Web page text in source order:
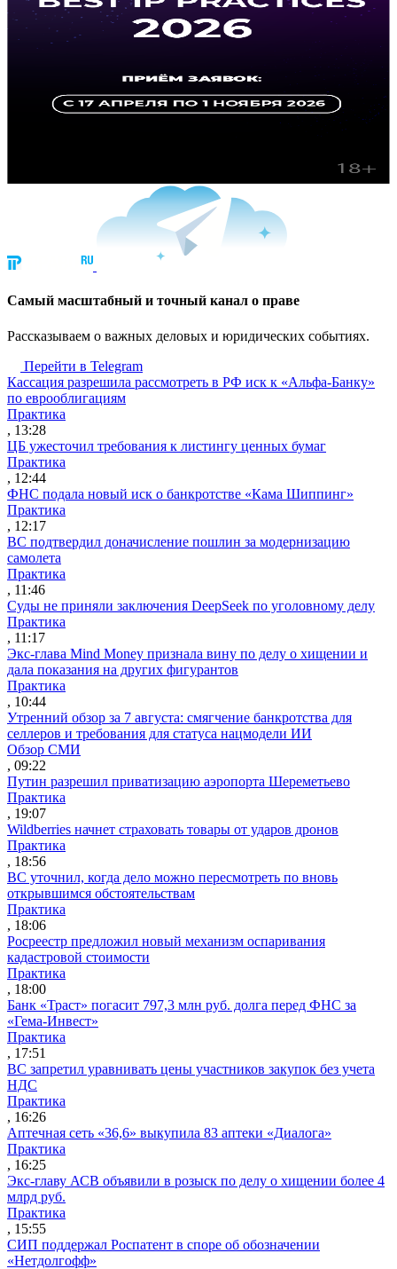
Cамый масштабный и точный канал о праве
Рассказываем о важных деловых и юридических событиях.
Перейти в Telegram
Кассация разрешила рассмотреть в РФ иск к «Альфа-Банку»
по еврооблигациям
Практика
, 13:28
ЦБ ужесточил требования к листингу ценных бумаг
Практика
, 12:44
ФНС подала новый иск о банкротстве «Кама Шиппинг»
Практика
, 12:17
ВС подтвердил доначисление пошлин за модернизацию
самолета
Практика
, 11:46
Суды не приняли заключения DeepSeek по уголовному делу
Практика
, 11:17
Экс-глава Mind Money признала вину по делу о хищении и
дала показания на других фигурантов
Практика
, 10:44
Утренний обзор за 7 августа: смягчение банкротства для
селлеров и требования для статуса нацмодели ИИ
Обзор СМИ
, 09:22
Путин разрешил приватизацию аэропорта Шереметьево
Практика
, 19:07
Wildberries начнет страховать товары от ударов дронов
Практика
, 18:56
ВС уточнил, когда дело можно пересмотреть по вновь
открывшимся обстоятельствам
Практика
, 18:06
Росреестр предложил новый механизм оспаривания
кадастровой стоимости
Практика
, 18:00
Банк «Траст» погасит 797,3 млн руб. долга перед ФНС за
«Гема-Инвест»
Практика
, 17:51
ВС запретил уравнивать цены участников закупок без учета
НДС
Практика
, 16:26
Аптечная сеть «36,6» выкупила 83 аптеки «Диалога»
Практика
, 16:25
Экс-главу АСВ объявили в розыск по делу о хищении более 4
млрд руб.
Практика
, 15:55
СИП поддержал Роспатент в споре об обозначении
«Нетдолгофф»